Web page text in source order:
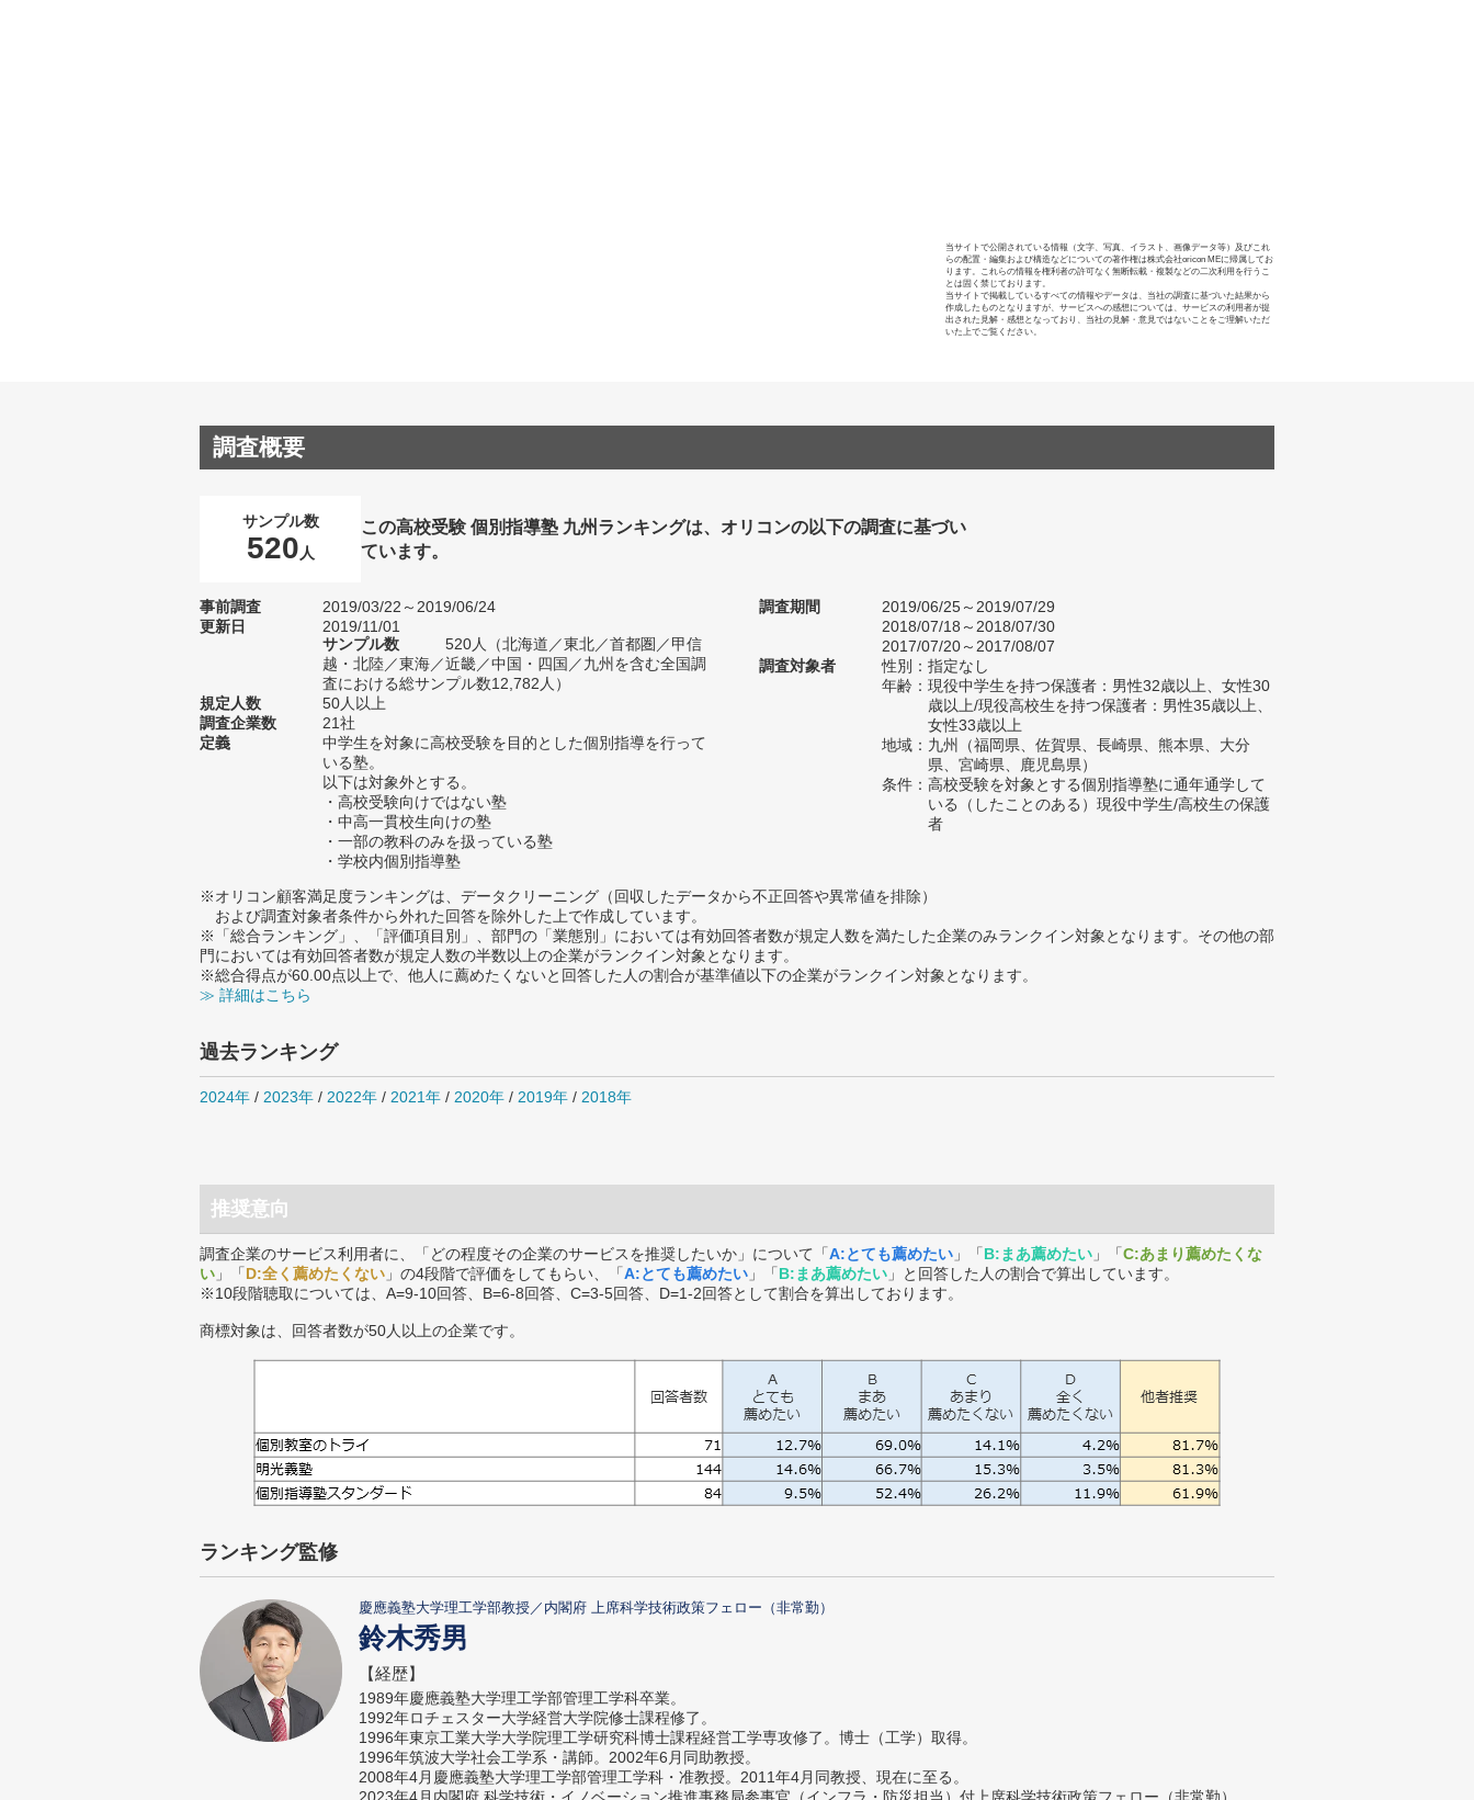
当サイトで公開されている情報（文字、写真、イラスト、画像データ等）及びこれ
らの配置・編集および構造などについての著作権は株式会社oricon MEに帰属してお
ります。これらの情報を権利者の許可なく無断転載・複製などの二次利用を行うこ
とは固く禁じております。
当サイトで掲載しているすべての情報やデータは、当社の調査に基づいた結果から
作成したものとなりますが、サービスへの感想については、サービスの利用者が提
出された見解・感想となっており、当社の見解・意見ではないことをご理解いただ
いた上でご覧ください。
調査概要
サンプル数
520 人
この高校受験 個別指導塾 九州ランキングは、オリコンの以下の調査に基づい
ています。
事前調査
2019/03/22～2019/06/24
更新日
2019/11/01
サンプル数
520人（北海道／東北／首都圏／甲信
越・北陸／東海／近畿／中国・四国／九州を含む全国調
査における総サンプル数12,782人）
規定人数
50人以上
調査企業数
21社
定義
中学生を対象に高校受験を目的とした個別指導を行って
いる塾。
以下は対象外とする。
・高校受験向けではない塾
・中高一貫校生向けの塾
・一部の教科のみを扱っている塾
・学校内個別指導塾
調査期間
2019/06/25～2019/07/29
2018/07/18～2018/07/30
2017/07/20～2017/08/07
調査対象者
性別：指定なし
年齢：現役中学生を持つ保護者：男性32歳以上、女性30
歳以上/現役高校生を持つ保護者：男性35歳以上、
女性33歳以上
地域：九州（福岡県、佐賀県、長崎県、熊本県、大分
県、宮崎県、鹿児島県）
条件：高校受験を対象とする個別指導塾に通年通学して
いる（したことのある）現役中学生/高校生の保護
者
※オリコン顧客満足度ランキングは、データクリーニング（回収したデータから不正回答や異常値を排除）
および調査対象者条件から外れた回答を除外した上で作成しています。
※「総合ランキング」、「評価項目別」、部門の「業態別」においては有効回答者数が規定人数を満たした企業のみランクイン対象となります。その他の部
門においては有効回答者数が規定人数の半数以上の企業がランクイン対象となります。
※総合得点が60.00点以上で、他人に薦めたくないと回答した人の割合が基準値以下の企業がランクイン対象となります。
≫ 詳細はこちら
過去ランキング
2024年 / 2023年 / 2022年 / 2021年 / 2020年 / 2019年 / 2018年
推奨意向
調査企業のサービス利用者に、「どの程度その企業のサービスを推奨したいか」について「A:とても薦めたい 」「B:まあ薦めたい 」「C:あまり薦めたくな
い 」「D:全く薦めたくない 」の4段階で評価をしてもらい、「A:とても薦めたい 」「B:まあ薦めたい 」と回答した人の割合で算出しています。
※10段階聴取については、A=9-10回答、B=6-8回答、C=3-5回答、D=1-2回答として割合を算出しております。
商標対象は、回答者数が50人以上の企業です。
ランキング監修
慶應義塾大学理工学部教授／内閣府 上席科学技術政策フェロー（非常勤）
鈴木秀男
【経歴】
1989年慶應義塾大学理工学部管理工学科卒業。
1992年ロチェスター大学経営大学院修士課程修了。
1996年東京工業大学大学院理工学研究科博士課程経営工学専攻修了。博士（工学）取得。
1996年筑波大学社会工学系・講師。2002年6月同助教授。
2008年4月慶應義塾大学理工学部管理工学科・准教授。2011年4月同教授、現在に至る。
2023年4月内閣府 科学技術・イノベーション推進事務局参事官（インフラ・防災担当）付上席科学技術政策フェロー（非常勤）